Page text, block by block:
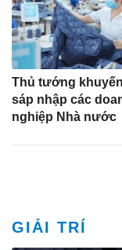
Thủ tướng
sáp nhập các
nghiệp Nhà nước
GIẢI TRÍ